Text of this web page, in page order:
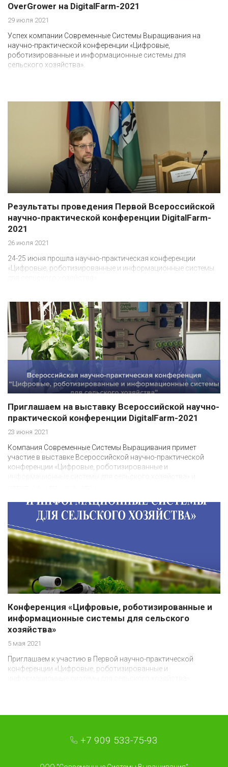
OverGrower на DigitalFarm-2021
29 июля 2021
Успех компании Современные Системы Выращивания на
научно-практической конференции «Цифровые,
роботизированные и информационные системы для
сельского хозяйства».
Результаты проведения Первой Всероссийской
научно-практической конференции DigitalFarm-
2021
26 июля 2021
24-25 июня прошла научно-практическая конференции
«Цифровые, роботизированные и информационные системы
Приглашаем на выставку Всероссийской научно-
практической конференции DigitalFarm-2021
23 июня 2021
Компания Современные Системы Выращивания примет
участие в выставке Всероссийской научно-практической
конференции «Цифровые, роботизированные и
Конференция «Цифровые, роботизированные и
информационные системы для сельского
хозяйства»
5 мая 2021
Приглашаем к участию в Первой научно-практической
конференции «Цифровые, роботизированные и
+7 909 533-75-93